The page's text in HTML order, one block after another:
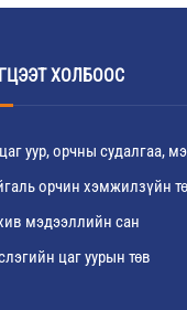
ХОЛБООС
уур, орчны судалгаа,
орчин хэмжилзүйн
мэдээллийн сан
цаг уурын төв